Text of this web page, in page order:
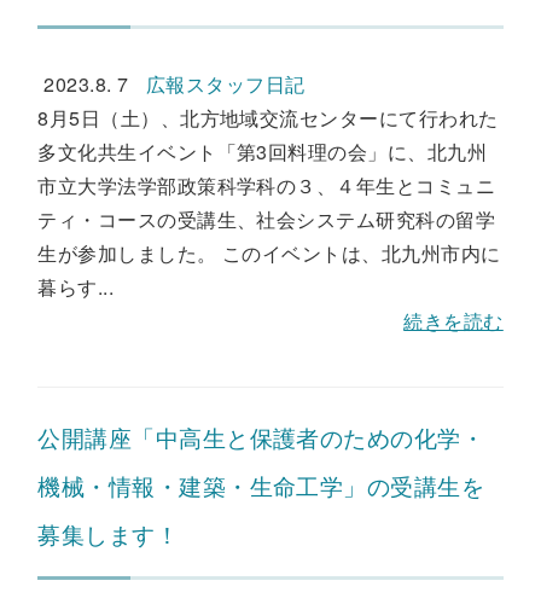
2023.8. 7
広報スタッフ日記
8月5日（土）、北方地域交流センターにて行われた
多文化共生イベント「第3回料理の会」に、北九州
市立大学法学部政策科学科の３、４年生とコミュニ
ティ・コースの受講生、社会システム研究科の留学
生が参加しました。 このイベントは、北九州市内に
暮らす...
続きを読む
公開講座「中高生と保護者のための化学・
機械・情報・建築・生命工学」の受講生を
募集します！